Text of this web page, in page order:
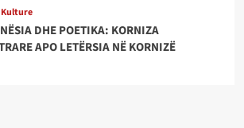
DHE POETIKA: KORNIZA
APO LETËRSIA NË KORNIZË